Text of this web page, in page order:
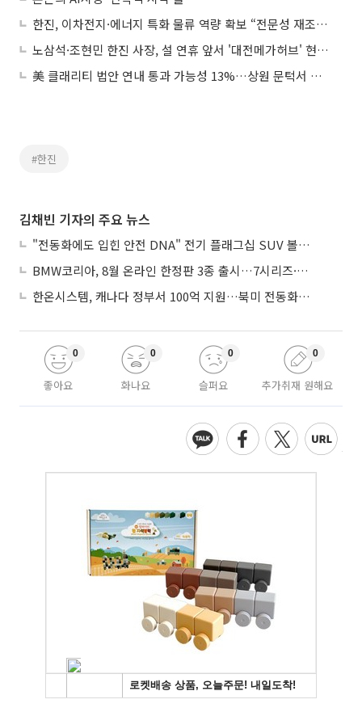
한진, 이차전지·에너지 특화 물류 역량 확보 “전문성 재조명”
노삼석·조현민 한진 사장, 설 연휴 앞서 '대전메가허브' 현장 점검
美 클래리티 법안 연내 통과 가능성 13%…상원 문턱서 제동
#한진
김채빈 기자의 주요 뉴스
"전동화에도 입힌 안전 DNA" 전기 플래그십 SUV 볼보 'EX90'
BMW코리아, 8월 온라인 한정판 3종 출시…7시리즈·X7·M340i 투어링
한온시스템, 캐나다 정부서 100억 지원…북미 전동화 시장 가속
좋아요
0
화나요
0
슬퍼요
0
추가취재 원해요
0